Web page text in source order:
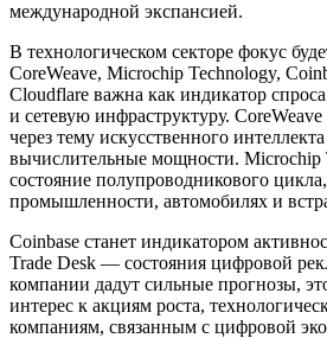
международной экспансией.
В технологическом секторе фокус
CoreWeave, Microchip Technology,
Cloudflare важна как индикатор
и сетевую инфраструктуру.
через тему искусственного
вычислительные мощности. Microchip
состояние полупроводникового
промышленности, автомобилях и
Coinbase станет индикатором
Trade Desk — состояния цифровой
компании дадут сильные прогнозы,
интерес к акциям роста,
компаниям, связанным с цифровой